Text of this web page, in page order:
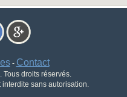
- Contact
Tous droits réservés.
sans autorisation.